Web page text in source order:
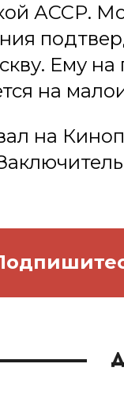
АССР.
Ему
на
на